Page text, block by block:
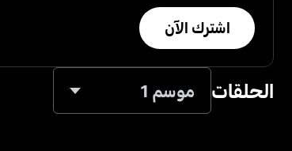
اشترك الآن
الحلقات موسم 1